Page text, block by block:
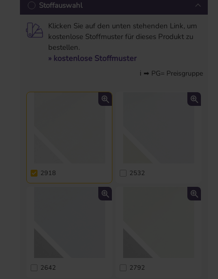
Stoffauswahl
Klicken Sie auf den unten stehenden Link, um
kostenlose Stoffmuster für dieses Produkt zu
bestellen.
» kostenlose Stoffmuster
ℹ ➡ PG= Preisgruppe
2918 2532
2642 2792